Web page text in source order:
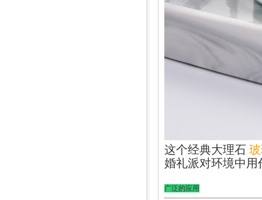
这个经典大理石
婚礼派对环境中
广泛的应用